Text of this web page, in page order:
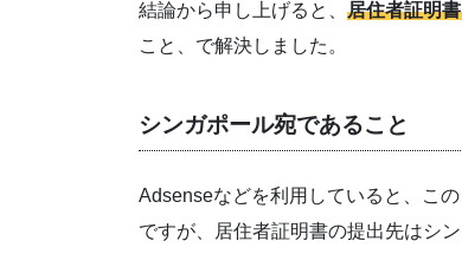
結論から申し上げると、 居住者証明
こと、で解決しました。
シンガポール宛であること
Adsenseなどを利用していると、こ
ですが、居住者証明書の提出先はシ